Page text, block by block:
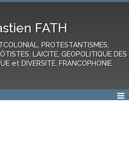
FATH
PROTESTANTISMES,
LAICITE, GEOPOLITIQUE DES
et DIVERSITE, FRANCOPHONIE